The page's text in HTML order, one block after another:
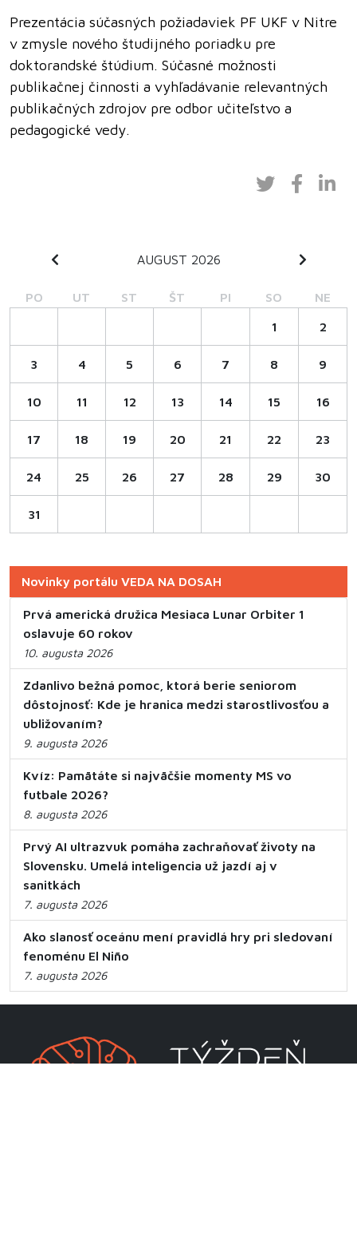
Prezentácia súčasných požiadaviek PF UKF v Nitre
v zmysle nového študijného poriadku pre
doktorandské štúdium. Súčasné možnosti
publikačnej činnosti a vyhľadávanie relevantných
publikačných zdrojov pre odbor učiteľstvo a
pedagogické vedy.
AUGUST 2026
PO UT ST ŠT PI SO NE
1 2
3 4 5 6 7 8 9
10 11 12 13 14 15 16
17 18 19 20 21 22 23
24 25 26 27 28 29 30
31
Novinky portálu VEDA NA DOSAH
Prvá americká družica Mesiaca Lunar Orbiter 1
oslavuje 60 rokov
10. augusta 2026
Zdanlivo bežná pomoc, ktorá berie seniorom
dôstojnosť: Kde je hranica medzi starostlivosťou a
ubližovaním?
9. augusta 2026
Kvíz: Pamätáte si najväčšie momenty MS vo
futbale 2026?
8. augusta 2026
Prvý AI ultrazvuk pomáha zachraňovať životy na
Slovensku. Umelá inteligencia už jazdí aj v
sanitkách
7. augusta 2026
Ako slanosť oceánu mení pravidlá hry pri sledovaní
fenoménu El Niño
7. augusta 2026